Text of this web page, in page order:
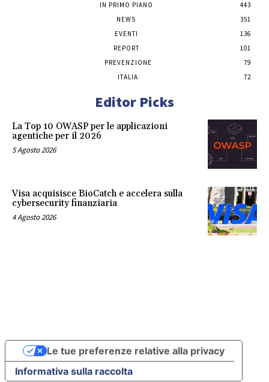
IN PRIMO PIANO
443
NEWS
351
EVENTI
136
REPORT
101
PREVENZIONE
79
ITALIA
72
Editor Picks
La Top 10 OWASP per le applicazioni
agentiche per il 2026
5 Agosto 2026
Visa acquisisce BioCatch e accelera sulla
cybersecurity finanziaria
4 Agosto 2026
Informativa sulla raccolta
Le tue preferenze relative alla privacy